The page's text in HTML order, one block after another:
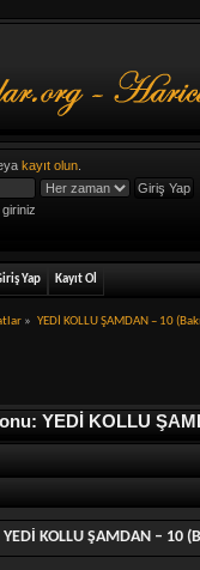
kayıt olun
Yap Kayıt Ol
» YEDİ KOLLU ŞAMDAN – 10
YEDİ KOLLU
YEDİ KOLLU ŞAMDAN – 10